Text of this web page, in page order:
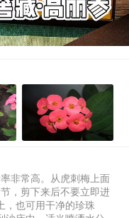
非常高。从虎刺梅上面
，剪下来后不要立即进
，也可用干净的珍珠